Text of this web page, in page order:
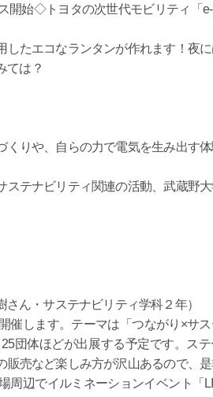
開始◇トヨタの次世代モビリティ「e-
たエコなランタンが作れます！夜
ては？
くりや、自らの力で電気を生み出す
ステナビリティ関連の活動、武蔵野
ん・サステナビリティ学科２年）
催します。テーマは「つながり×サス
団体ほどが出展する予定です。ス
売など楽しみ方が沢山あるので、
周辺でイルミネーションイベント「